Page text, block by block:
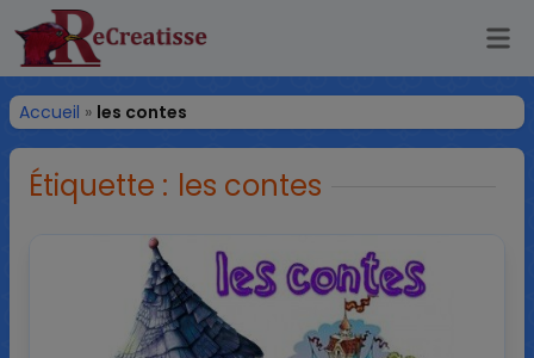
ReCreatisse
Accueil » les contes
Étiquette : les contes